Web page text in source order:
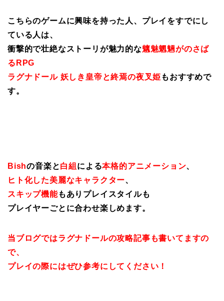
こちらのゲームに興味を持った人、プレイをすでにし
ている人は、
衝撃的で壮絶なストーリが魅力的な魑魅魍魎がのさば
るRPG
ラグナドール 妖しき皇帝と終焉の夜叉姫 もおすすめで
す。
Bishの音楽と白組 による本格的アニメーション、
ヒト化した美麗なキャラクター、
スキップ機能もありプレイスタイルも
プレイヤーごとに合わせ楽しめます。
当ブログではラグナドールの攻略記事も書いてますの
で、
プレイの際にはぜひ参考にしてください！